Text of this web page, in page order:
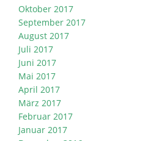
Oktober 2017
September 2017
August 2017
Juli 2017
Juni 2017
Mai 2017
April 2017
März 2017
Februar 2017
Januar 2017